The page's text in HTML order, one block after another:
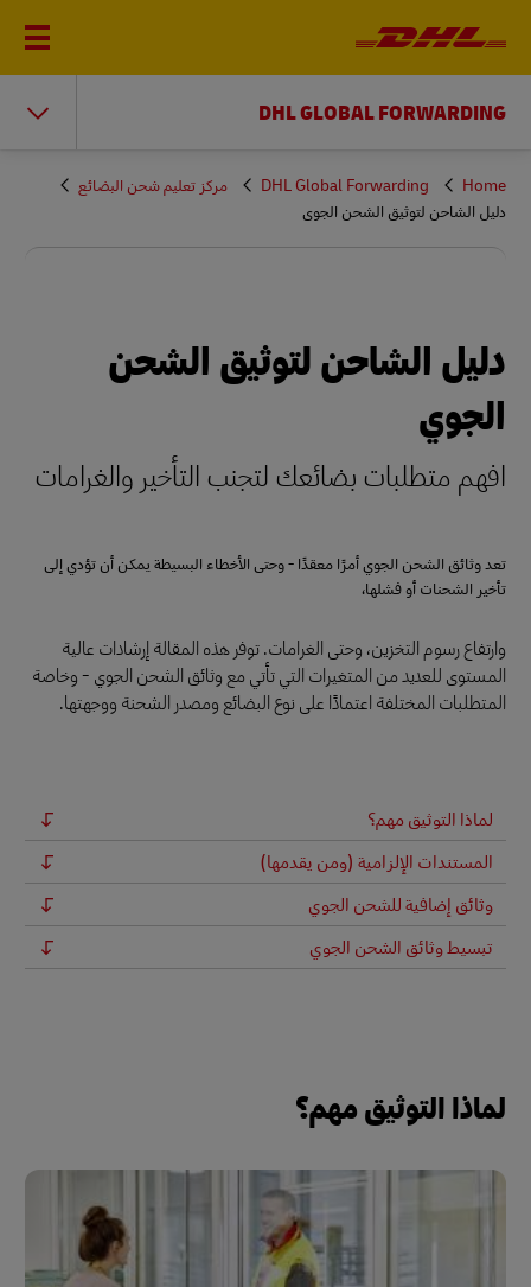
DHL GLOBAL FORWARDING
You
are
here
Home
DHL Global Forwarding
مركز تعليم شحن البضائع
دليل الشاحن لتوثيق الشحن الجوي
دليل الشاحن لتوثيق الشحن
الجوي
افهم متطلبات بضائعك لتجنب التأخير والغرامات
تعد وثائق الشحن الجوي أمرًا معقدًا - وحتى الأخطاء البسيطة يمكن أن تؤدي إلى
تأخير الشحنات أو فشلها،
وارتفاع رسوم التخزين، وحتى الغرامات. توفر هذه المقالة إرشادات عالية
المستوى للعديد من المتغيرات التي تأتي مع وثائق الشحن الجوي - وخاصة
المتطلبات المختلفة اعتمادًا على نوع البضائع ومصدر الشحنة ووجهتها.
لماذا التوثيق مهم؟
المستندات الإلزامية (ومن يقدمها)
وثائق إضافية للشحن الجوي
تبسيط وثائق الشحن الجوي
لماذا التوثيق مهم؟